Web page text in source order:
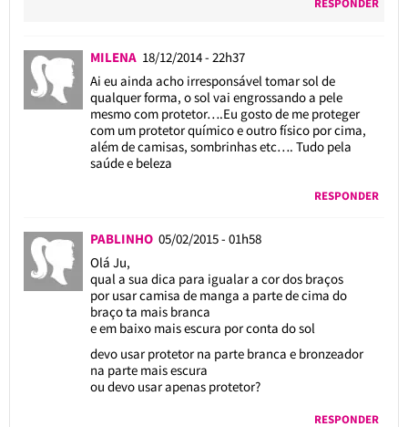
MILENA 18/12/2014 - 22h37
Ai eu ainda acho irresponsável tomar sol de
qualquer forma, o sol vai engrossando a pele
mesmo com protetor….Eu gosto de me proteger
com um protetor químico e outro físico por cima,
além de camisas, sombrinhas etc…. Tudo pela
saúde e beleza
RESPONDER
PABLINHO 05/02/2015 - 01h58
Olá Ju,
qual a sua dica para igualar a cor dos braços
por usar camisa de manga a parte de cima do
braço ta mais branca
e em baixo mais escura por conta do sol
devo usar protetor na parte branca e bronzeador
na parte mais escura
ou devo usar apenas protetor?
RESPONDER